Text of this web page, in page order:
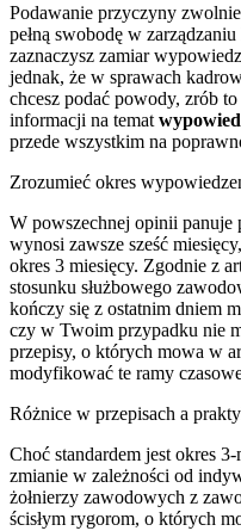
Podawanie przyczyny
pełną swobodę w
zaznaczysz zamiar
jednak, że w sprawach
chcesz podać powody, zrób
informacji na temat
przede wszystkim na
Zrozumieć okres
W powszechnej opinii panuje
wynosi zawsze sześć
okres 3 miesięcy. Zgodnie z
stosunku służbowego
kończy się z ostatnim dniem
czy w Twoim przypadku nie
przepisy, o których mowa w
modyfikować te ramy
Różnice w przepisach a
Choć standardem jest okres
zmianie w zależności od
żołnierzy zawodowych z
ścisłym rygorom, o których